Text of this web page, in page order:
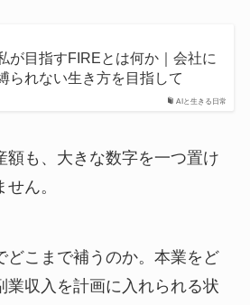
AIと生きる日常
が目指すFIREとは何か｜会社に
られない生き方を目指して
額も、大きな数字を一つ置け
ん。
どこまで補うのか。本業をど
業収入を計画に入れられる状